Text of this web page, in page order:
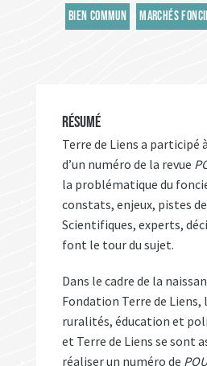
RÉSUMÉ
Terre de Liens a participé
d’un numéro de la revue
la problématique du
constats, enjeux, pistes
Scientifiques, experts,
font le tour du sujet.
Dans le cadre de la
Fondation Terre de Liens,
ruralités, éducation et
et Terre de Liens se sont
réaliser un numéro de
BIEN COMMUN MARCHÉS